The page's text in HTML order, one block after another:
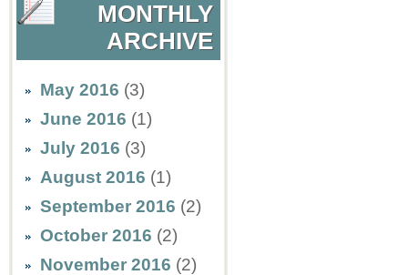
MONTHLY
ARCHIVE
May 2016 (3)
June 2016 (1)
July 2016 (3)
August 2016 (1)
September 2016 (2)
October 2016 (2)
November 2016 (2)